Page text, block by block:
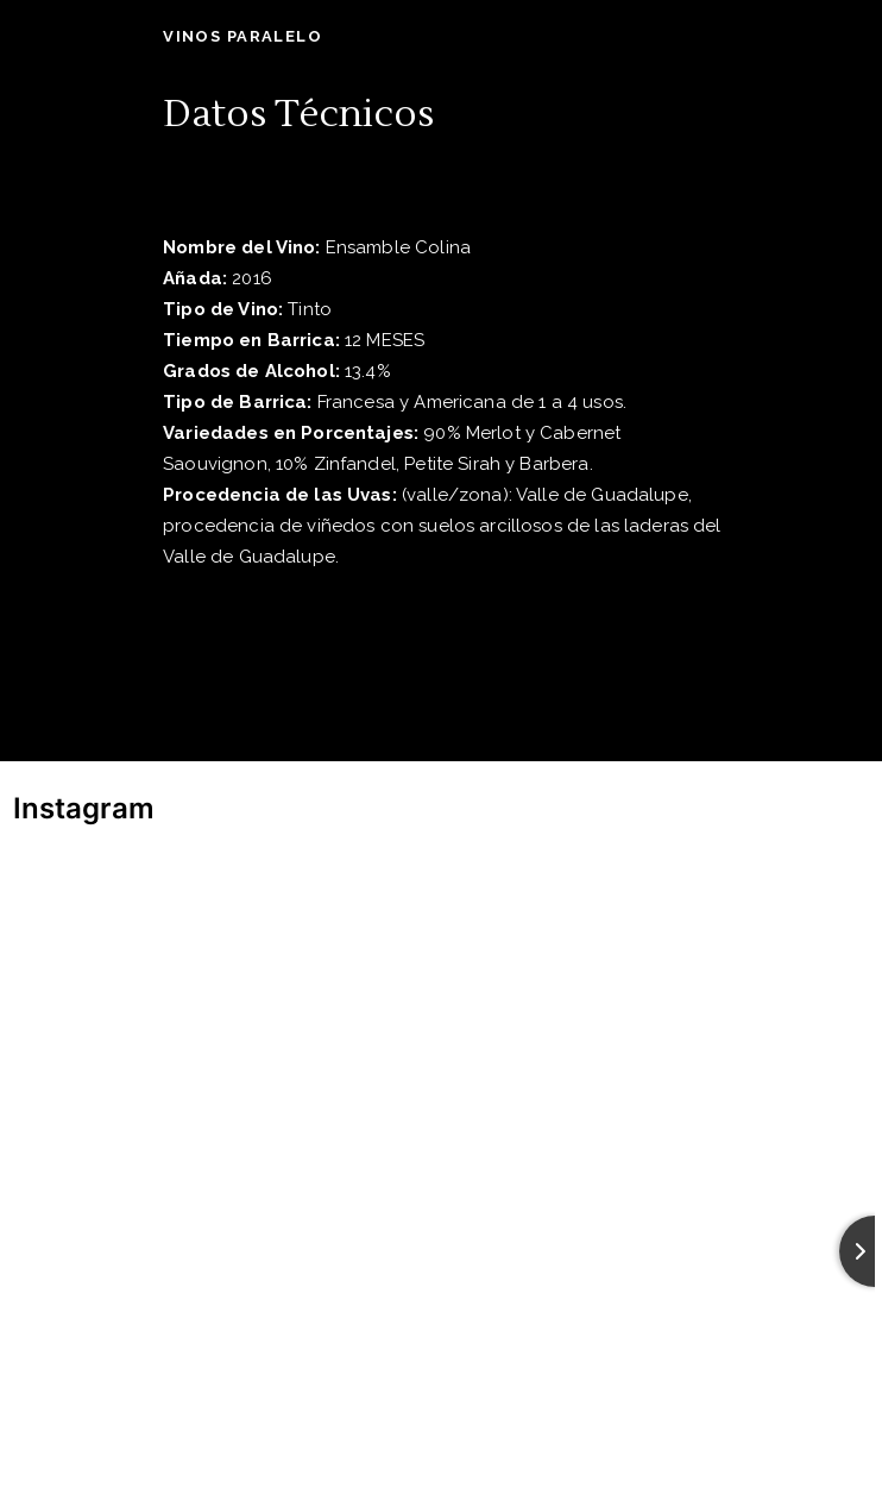
VINOS PARALELO
Datos Técnicos
Nombre del Vino: Ensamble Colina
Añada: 2016
Tipo de Vino: Tinto
Tiempo en Barrica: 12 MESES
Grados de Alcohol: 13.4%
Tipo de Barrica: Francesa y Americana de 1 a 4 usos.
Variedades en Porcentajes: 90% Merlot y Cabernet
Saouvignon, 10% Zinfandel, Petite Sirah y Barbera.
Procedencia de las Uvas: (valle/zona): Valle de Guadalupe,
procedencia de viñedos con suelos arcillosos de las laderas del
Valle de Guadalupe.
Instagram